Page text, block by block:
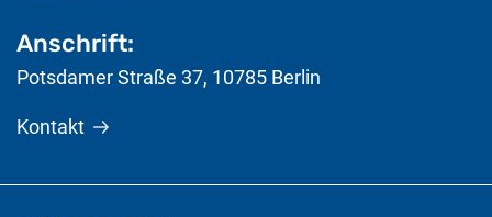
Anschrift:
Potsdamer Straße 37, 10785 Berlin
Kontakt